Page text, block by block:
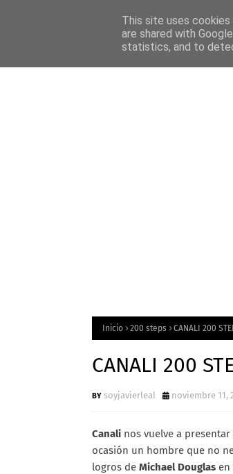
Home
Inicio 200 steps CANALI 200
CANALI 200
soyjavierleal noviembre 11,
Canali nos vuelve a
ocasión un hombre que no
logros de Michael Douglas
This site uses
are shared with
statistics, and to